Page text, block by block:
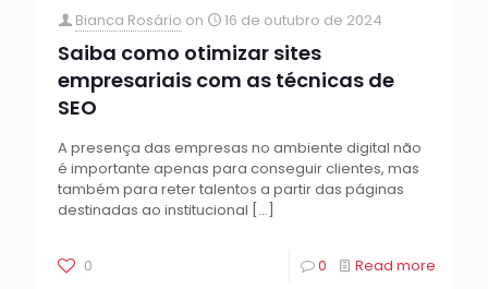
Bianca Rosário on 16 de outubro de 2024
Saiba como otimizar sites
empresariais com as técnicas de
SEO
A presença das empresas no ambiente digital não
é importante apenas para conseguir clientes, mas
também para reter talentos a partir das páginas
destinadas ao institucional […]
0 0 Read more